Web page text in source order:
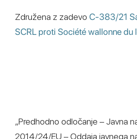
Združena z zadevo C-383/21
SCRL proti Société wallonne du
„Predhodno odločanje – Javna
2014/24/EU – Oddaja javnega